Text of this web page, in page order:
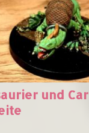
und